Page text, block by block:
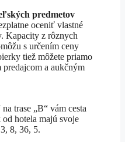
predmetov
oceniť vlastné
Kapacity z rôznych
s určením ceny
tiež môžete priamo
a aukčným
trase „B“ vám cesta
hotela majú svoje
8, 36, 5.